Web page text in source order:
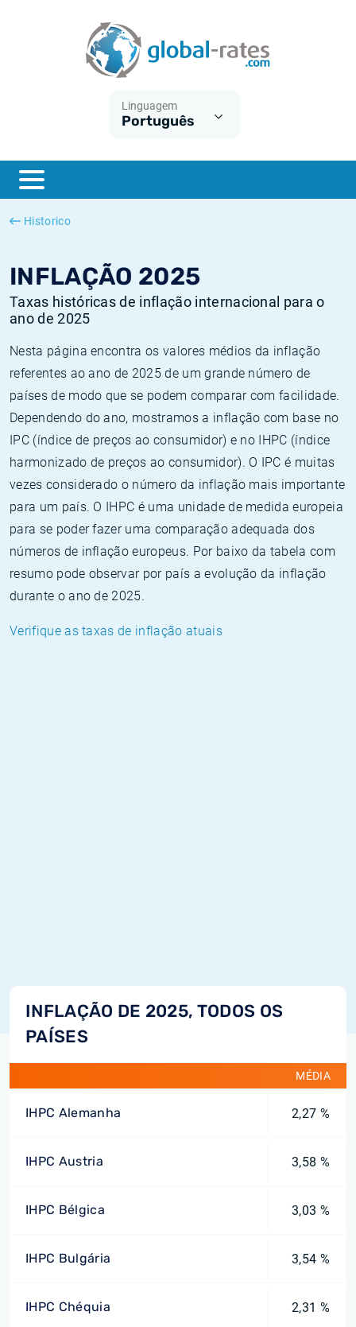
Linguagem
Português
Historico
INFLAÇÃO 2025
Taxas históricas de inflação internacional para o
ano de 2025
Nesta página encontra os valores médios da inflação
referentes ao ano de 2025 de um grande número de
países de modo que se podem comparar com facilidade.
Dependendo do ano, mostramos a inflação com base no
IPC (índice de preços ao consumidor) e no IHPC (índice
harmonizado de preços ao consumidor). O IPC é muitas
vezes considerado o número da inflação mais importante
para um país. O IHPC é uma unidade de medida europeia
para se poder fazer uma comparação adequada dos
números de inflação europeus. Por baixo da tabela com
resumo pode observar por país a evolução da inflação
durante o ano de 2025.
Verifique as taxas de inflação atuais
INFLAÇÃO DE 2025, TODOS OS
PAÍSES
MÉDIA
IHPC Alemanha 2,27 %
IHPC Austria 3,58 %
IHPC Bélgica 3,03 %
IHPC Bulgária 3,54 %
IHPC Chéquia 2,31 %
ESTER
SONIA
O que é a inflação do IPC?
O que é a inflação do IHPC?
Inflação Estados Unidos
Inflação Europa
Taxas Euribor históricas
Taxas ESTER históricas
Taxas SONIA históricas
Taxas TONAR históricas
Calculadora de inflação